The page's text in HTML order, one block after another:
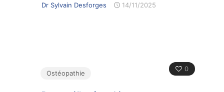
Dr Sylvain Desforges 14/11/2025
0
Ostéopathie